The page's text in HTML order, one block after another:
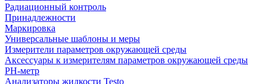
Радиационный контроль
Принадлежности
Маркировка
Универсальные шаблоны и меры
Измерители параметров окружающей среды
Аксессуары к измерителям параметров окружающей среды
PH-метр
Анализаторы жидкости Testo